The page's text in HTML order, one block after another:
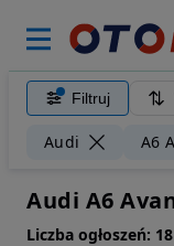
Filtruj
Audi A6
Audi A6
Liczba ogłoszeń: 18